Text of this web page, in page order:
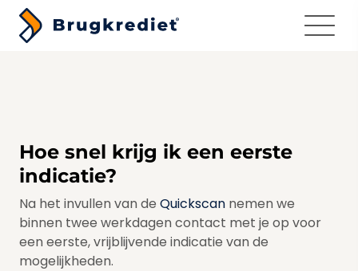
Menu
Hoe snel krijg ik een eerste
indicatie?
Na het invullen van de Quickscan nemen we
binnen twee werkdagen contact met je op voor
een eerste, vrijblijvende indicatie van de
mogelijkheden.